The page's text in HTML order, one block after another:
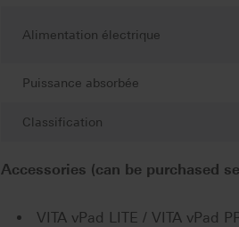
Alimentation électrique
Puissance absorbée
Classification
Accessories (can be purchased
VITA vPad LITE / VITA vPad